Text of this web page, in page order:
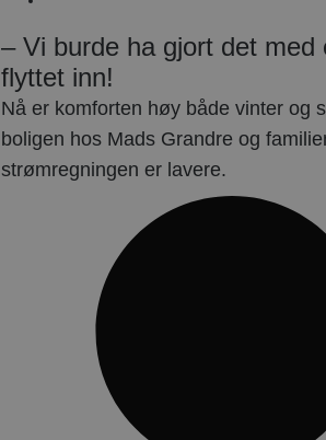
varmepumpe
2021
– Vi burde ha gjort det med
flyttet inn!
Nå er komforten høy både vinter og
boligen hos Mads Grandre og
strømregningen er lavere.